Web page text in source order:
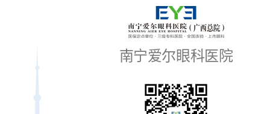
南宁爱尔眼科医院